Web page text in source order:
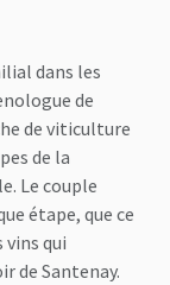
dans les
de
de viticulture
de la
Le couple
étape, que ce
vins qui
de Santenay.